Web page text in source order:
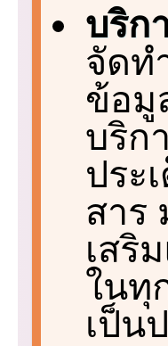
บริก
จัดท
ข้อมู
บริก
ประ
สาร
เสริ
ในทุ
เป็น